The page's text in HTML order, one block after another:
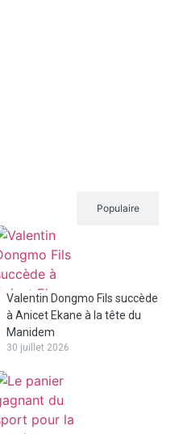
Populaire
Valentin Dongmo Fils succède
à Anicet Ekane à la tête du
Manidem
30 juillet 2026